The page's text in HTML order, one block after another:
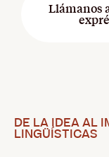
Llámanos
DE LA IDEA AL
LINGÜÍSTICAS